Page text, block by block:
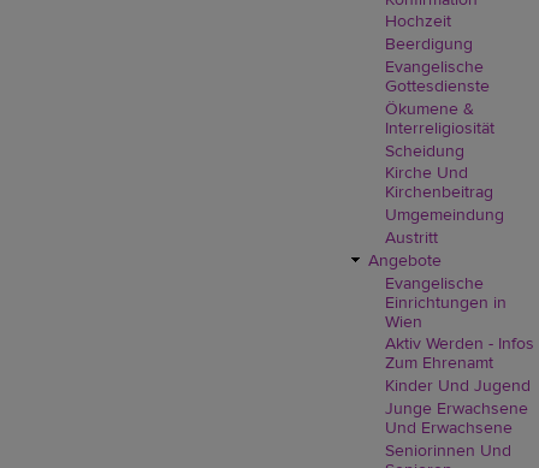
Hochzeit
Beerdigung
Evangelische
Gottesdienste
Ökumene &
Interreligiosität
Scheidung
Kirche Und
Kirchenbeitrag
Umgemeindung
Austritt
Angebote
Evangelische
Einrichtungen in
Wien
Aktiv Werden - Infos
Zum Ehrenamt
Kinder Und Jugend
Junge Erwachsene
Und Erwachsene
Seniorinnen Und